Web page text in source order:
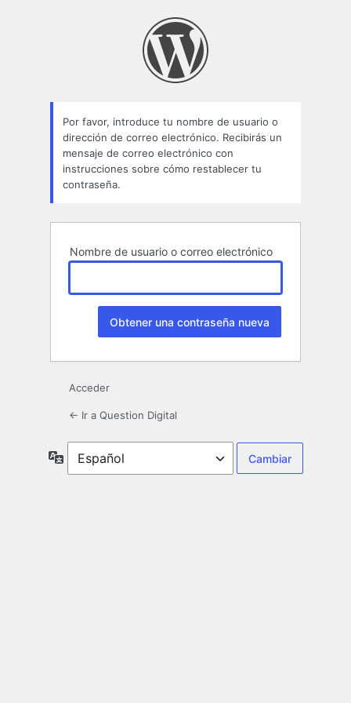
Por favor, introduce tu nombre de usuario o
dirección de correo electrónico. Recibirás un
mensaje de correo electrónico con
instrucciones sobre cómo restablecer tu
contraseña.
Nombre de usuario o correo electrónico
Acceder
← Ir a Question Digital
Idioma